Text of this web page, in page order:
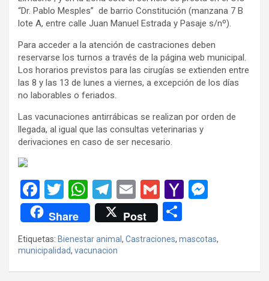
“Dr. Pablo Mesples” de barrio Constitución (manzana 7 B
lote A, entre calle Juan Manuel Estrada y Pasaje s/nº).
Para acceder a la atención de castraciones deben
reservarse los turnos a través de la página web municipal.
Los horarios previstos para las cirugías se extienden entre
las 8 y las 13 de lunes a viernes, a excepción de los días
no laborables o feriados.
Las vacunaciones antirrábicas se realizan por orden de
llegada, al igual que las consultas veterinarias y
derivaciones en caso de ser necesario.
F
a
ce
b
o
T
wi
tt
er
W
h
at
s
A
T
el
e
gr
a
E
m
ail
G
m
ail
Y
o
o
n
g
Share Post
m
p
Etiquetas: Bienestar animal , Castraciones, mascotas,
municipalidad, vacunacion